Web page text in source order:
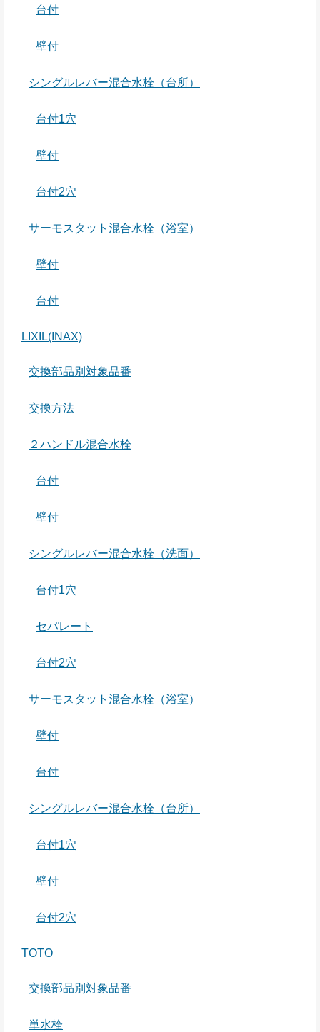
台付
壁付
シングルレバー混合水栓（台所）
台付1穴
壁付
台付2穴
サーモスタット混合水栓（浴室）
壁付
台付
LIXIL(INAX)
交換部品別対象品番
交換方法
２ハンドル混合水栓
台付
壁付
シングルレバー混合水栓（洗面）
台付1穴
セパレート
台付2穴
サーモスタット混合水栓（浴室）
壁付
台付
シングルレバー混合水栓（台所）
台付1穴
壁付
台付2穴
TOTO
交換部品別対象品番
単水栓